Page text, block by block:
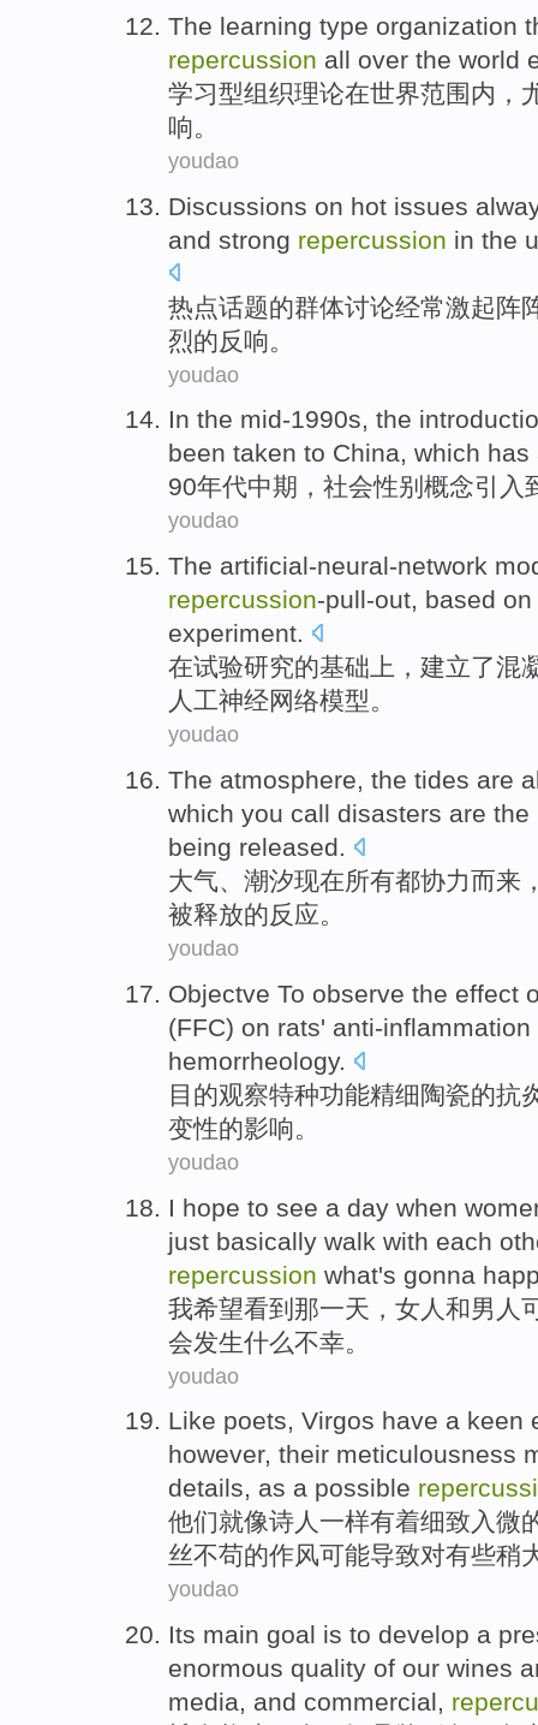
The learning type organization
repercussion all over the world
学习型组织理论在世界范围内，
响。
youdao
Discussions on hot issues
and strong repercussion in the
热点话题的群体讨论经常激起阵
烈的反响 。
youdao
In the mid-1990s, the
been taken to China, which has
90年代中期 ， 社会性别 概念引入
youdao
The artificial-neural-network
repercussion-pull-out, based on
experiment.
在试验研究的基础 上 ， 建立了混
人工神经网络模型。
youdao
The atmosphere, the tides are
which you call disasters are the
being released.
大气、 潮汐现在所有都协力而来
被释放的反应。
youdao
Objectve To observe the effect
(FFC) on rats' anti-inflammation
hemorrheology.
目的观察特种功能精细陶瓷的抗
变性的影响。
youdao
I hope to see a day when
just basically walk with each
repercussion what's gonna
我希望看到那一天， 女人 和男人
会发生什么不幸。
youdao
Like poets, Virgos have a keen
however, their meticulousness
details, as a possible
他们就像诗人 一样有着细致 入微
丝不苟的作风可能导致对有些稍
youdao
Its main goal is to develop a
enormous quality of our wines
media, and commercial,